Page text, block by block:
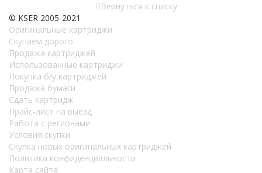
Вернуться к списку
© KSER 2005-2021
Оригинальные картриджи
Скупаем дорого
Продажа картриджей
Использованные картриджи
Покупка б/у картриджей
Продажа бумаги
Сдать картридж
Прайс-лист на выезд
Работа с регионами
Условия скупки
Скупка новых оригинальных картриджей
Политика конфиденциальности
Карта сайта